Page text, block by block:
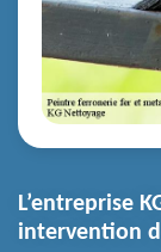
L’entreprise
intervention